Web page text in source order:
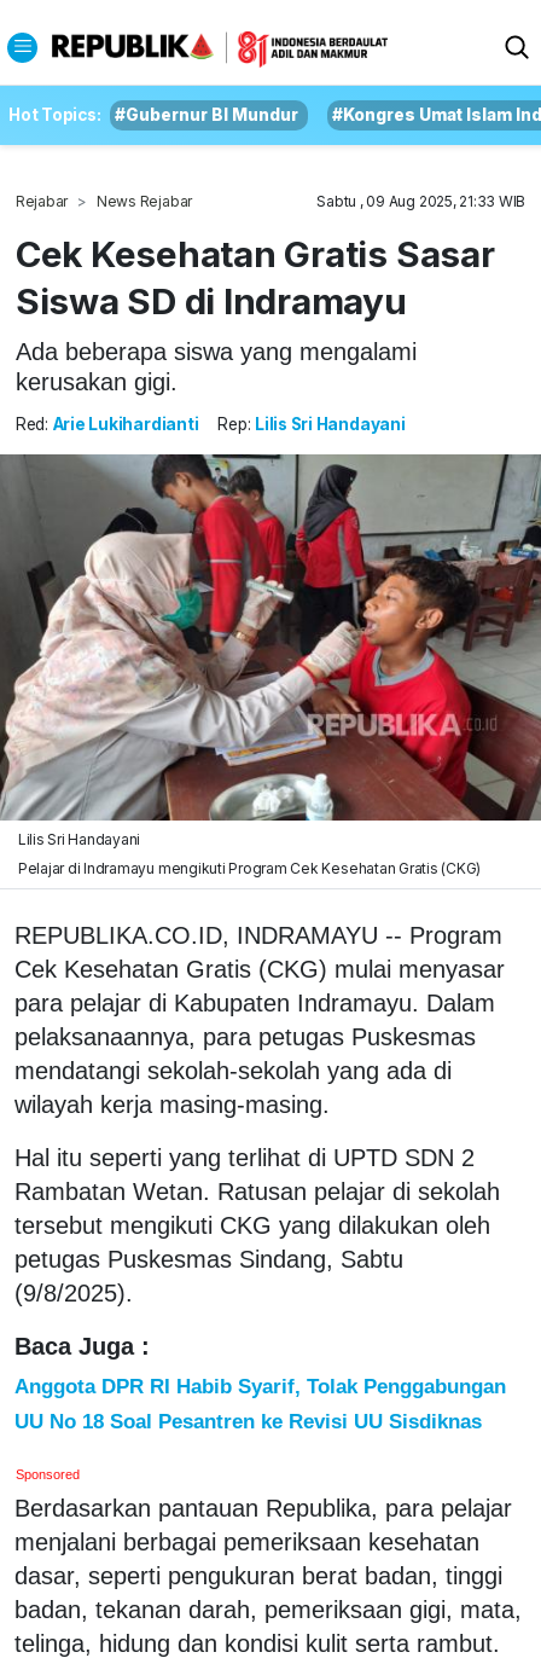
Hot Topics: #Gubernur BI Mundur #Kongres Umat Islam
Rejabar News Rejabar Sabtu , 09 Aug 2025, 21:33 WIB
Cek Kesehatan Gratis Sasar
Siswa SD di Indramayu
Ada beberapa siswa yang mengalami
kerusakan gigi.
Red: Arie Lukihardianti Rep: Lilis Sri Handayani
Lilis Sri Handayani
Pelajar di Indramayu mengikuti Program Cek Kesehatan Gratis (CKG)
REPUBLIKA.CO.ID, INDRAMAYU -- Program
Cek Kesehatan Gratis (CKG) mulai menyasar
para pelajar di Kabupaten Indramayu. Dalam
pelaksanaannya, para petugas Puskesmas
mendatangi sekolah-sekolah yang ada di
wilayah kerja masing-masing.
Hal itu seperti yang terlihat di UPTD SDN 2
Rambatan Wetan. Ratusan pelajar di sekolah
tersebut mengikuti CKG yang dilakukan oleh
petugas Puskesmas Sindang, Sabtu
(9/8/2025).
Baca Juga :
Anggota DPR RI Habib Syarif, Tolak Penggabungan
UU No 18 Soal Pesantren ke Revisi UU Sisdiknas
Sponsored
Berdasarkan pantauan Republika, para pelajar
menjalani berbagai pemeriksaan kesehatan
dasar, seperti pengukuran berat badan, tinggi
badan, tekanan darah, pemeriksaan gigi, mata,
telinga, hidung dan kondisi kulit serta rambut.